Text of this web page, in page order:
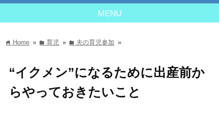
MENU
home Home » folder 育児 » folder 夫の育児参加 »
“イクメン”になるために出産前か
らやっておきたいこと